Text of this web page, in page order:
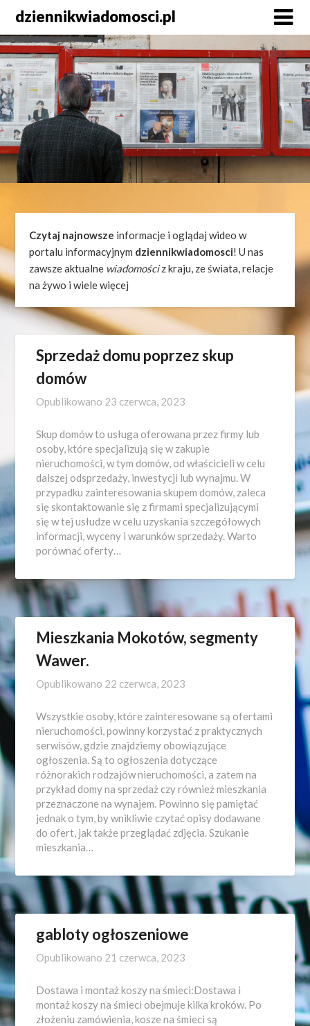
content
dziennikwiadomosci.pl
Czytaj najnowsze informacje i oglądaj wideo w
portalu informacyjnym dziennikwiadomosci! U nas
zawsze aktualne wiadomościz kraju, ze świata, relacje
na żywo i wiele więcej
Sprzedaż domu poprzez skup
domów
Opublikowano 23 czerwca, 2023
Skup domów to usługa oferowana przez firmy lub
osoby, które specjalizują się w zakupie
nieruchomości, w tym domów, od właścicieli w celu
dalszej odsprzedaży, inwestycji lub wynajmu. W
przypadku zainteresowania skupem domów, zaleca
się skontaktowanie się z firmami specjalizującymi
się w tej usłudze w celu uzyskania szczegółowych
informacji, wyceny i warunków sprzedaży. Warto
porównać oferty…
Mieszkania Mokotów, segmenty
Wawer.
Opublikowano 22 czerwca, 2023
Wszystkie osoby, które zainteresowane są ofertami
nieruchomości, powinny korzystać z praktycznych
serwisów, gdzie znajdziemy obowiązujące
ogłoszenia. Są to ogłoszenia dotyczące
różnorakich rodzajów nieruchomości, a zatem na
przykład domy na sprzedaż czy również mieszkania
przeznaczone na wynajem. Powinno się pamiętać
jednak o tym, by wnikliwie czytać opisy dodawane
do ofert, jak także przeglądać zdjęcia. Szukanie
mieszkania…
gabloty ogłoszeniowe
Opublikowano 21 czerwca, 2023
Dostawa i montaż koszy na śmieci:Dostawa i
montaż koszy na śmieci obejmuje kilka kroków. Po
złożeniu zamówienia, kosze na śmieci są